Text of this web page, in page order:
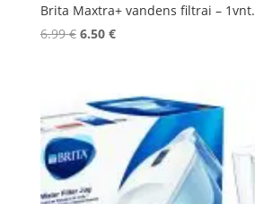
Brita Maxtra+ vandens filtrai – 1vnt.
6.99€ Original
6.99 €.
6.50 €Current
6.50 €.